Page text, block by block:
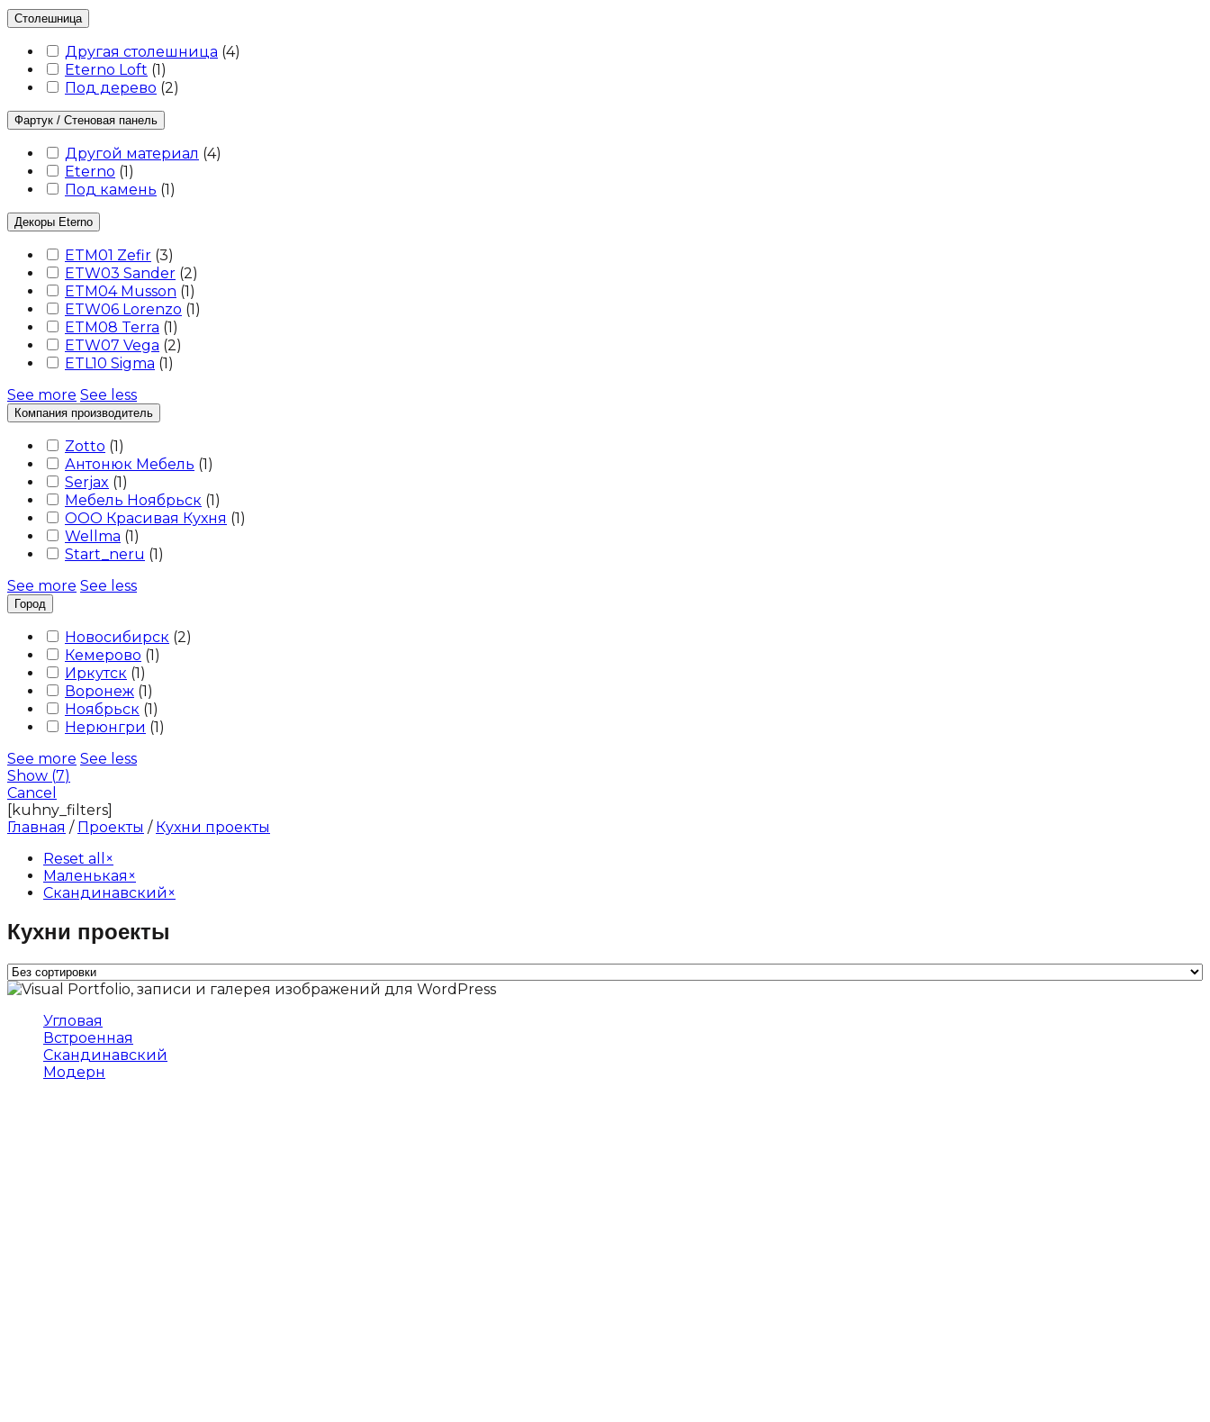
Столешница
Другая столешница (4)
Eterno Loft (1)
Под дерево (2)
Фартук / Стеновая панель
Другой материал (4)
Eterno (1)
Под камень (1)
Декоры Eterno
ETM01 Zefir (3)
ETW03 Sander (2)
ETM04 Musson (1)
ETW06 Lorenzo (1)
ETM08 Terra (1)
ETW07 Vega (2)
ETL10 Sigma (1)
See more See less
Компания производитель
Zotto (1)
Антонюк Мебель (1)
Serjax (1)
Мебель Ноябрьск (1)
ООО Красивая Кухня (1)
Wellma (1)
Start_neru (1)
See more See less
Город
Новосибирск (2)
Кемерово (1)
Иркутск (1)
Воронеж (1)
Ноябрьск (1)
Нерюнгри (1)
See more See less
Show (7)
Cancel
[kuhny_filters]
Главная / Проекты / Кухни проекты
Reset all
×
Маленькая ×
Скандинавский ×
Кухни проекты
Угловая
Встроенная
Скандинавский
Модерн